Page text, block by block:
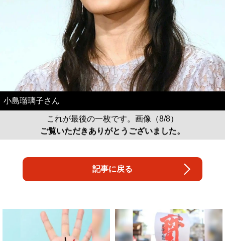
小島瑠璃子さん
これが最後の一枚です。画像（8/8）
ご覧いただきありがとうございました。
記事に戻る